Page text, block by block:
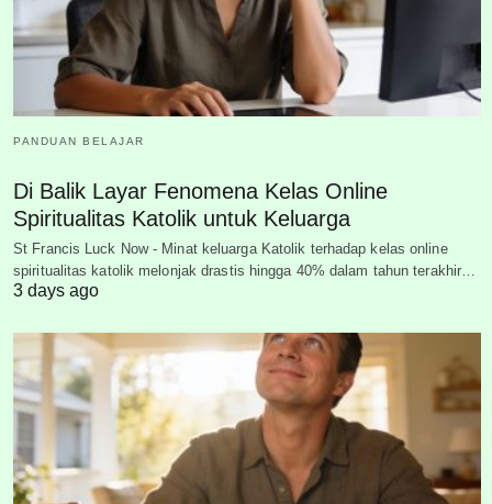
PANDUAN BELAJAR
Di Balik Layar Fenomena Kelas Online
Spiritualitas Katolik untuk Keluarga
St Francis Luck Now - Minat keluarga Katolik terhadap kelas online
spiritualitas katolik melonjak drastis hingga 40% dalam tahun terakhir…
3 days ago